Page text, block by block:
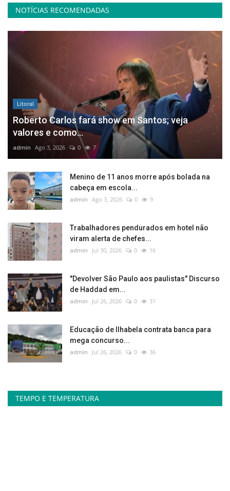
NOTÍCIAS RECOMENDADAS
Litoral
Roberto Carlos fará show em Santos; veja
valores e como...
admin Ago 3, 2026 0 7
Menino de 11 anos morre após bolada na
cabeça em escola...
admin Ago 3, 2026 0 9
Trabalhadores pendurados em hotel não
viram alerta de chefes...
admin Jul 30, 2026 0 16
"Devolver São Paulo aos paulistas" Discurso
de Haddad em...
admin Jul 26, 2026 0 31
Educação de Ilhabela contrata banca para
mega concurso...
admin Jul 26, 2026 0 36
TEMPO E TEMPERATURA